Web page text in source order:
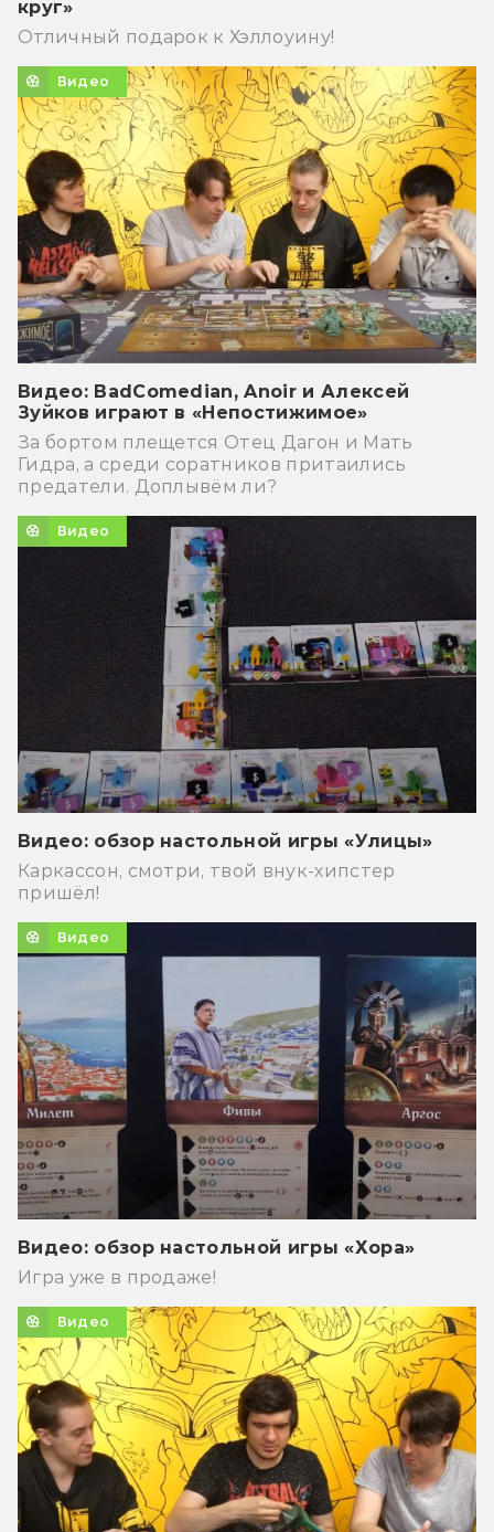
круг»
Отличный подарок к Хэллоуину!
Видео
Видео: BadComedian, Anoir и Алексей
Зуйков играют в «Непостижимое»
За бортом плещется Отец Дагон и Мать
Гидра, а среди соратников притаились
предатели. Доплывём ли?
Видео
Видео: обзор настольной игры «Улицы»
Каркассон, смотри, твой внук-хипстер
пришёл!
Видео
Видео: обзор настольной игры «Хора»
Игра уже в продаже!
Видео